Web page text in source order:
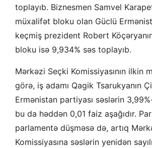
toplayıb. Biznesmen Samvel
müxalifət bloku olan Güclü
keçmiş prezident Robert
bloku isə 9,934% səs toplayıb.
Mərkəzi Seçki Komissiyasının ilkin
görə, iş adamı Qagik Tsarukyanın
Ermənistan partiyası səslərin
bu da həddən 0,01 faiz aşağıdır.
parlamentə düşməsə də, artıq
Komissiyasına səslərin yenidən